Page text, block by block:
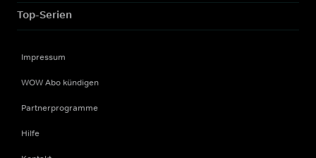
Top-Serien
Impressum
WOW Abo kündigen
Partnerprogramme
Hilfe